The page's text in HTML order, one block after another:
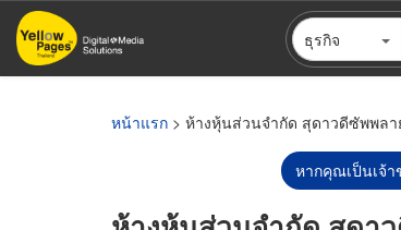
ข้าม
ไป
ธุรกิจ
หน้าแรก > ห้างหุ้นส่วนจำกัด สุดาวดีซัพพลา
หากคุณเป็นเจ้า